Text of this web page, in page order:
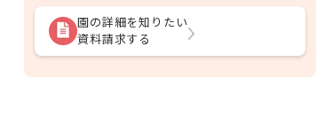
園の詳細を知りたい
資料請求する